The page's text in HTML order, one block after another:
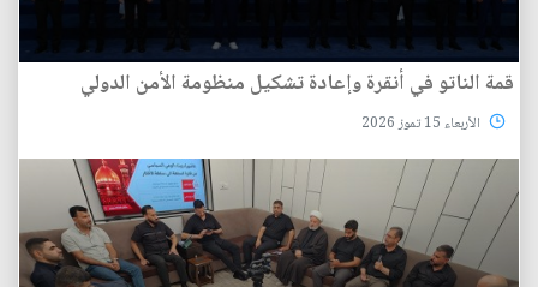
قمة الناتو في أنقرة وإعادة تشكيل منظومة الأمن الدولي
الأربعاء 15 تموز 2026